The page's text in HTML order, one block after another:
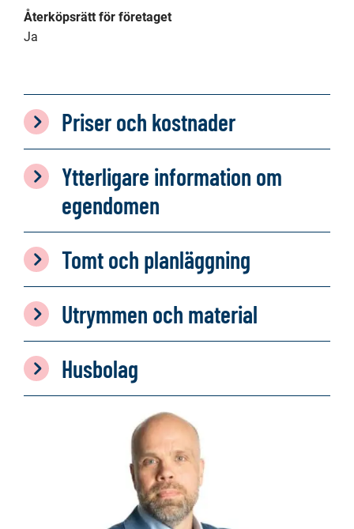
Återköpsrätt för företaget
Ja
Priser och kostnader
Ytterligare information om
egendomen
Tomt och planläggning
Utrymmen och material
Husbolag